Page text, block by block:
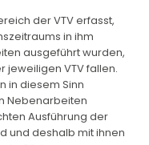
der VTV erfasst,
in ihm
ausgeführt wurden,
jeweiligen VTV fallen.
in diesem Sinn
Nebenarbeiten
Ausführung der
und deshalb mit ihnen